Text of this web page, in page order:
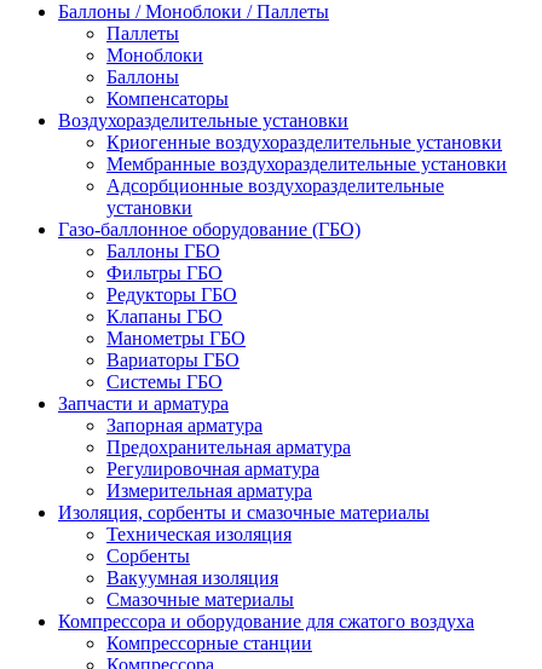
Баллоны / Моноблоки / Паллеты
Паллеты
Моноблоки
Баллоны
Компенсаторы
Воздухоразделительные установки
Криогенные воздухоразделительные установки
Мембранные воздухоразделительные установки
Адсорбционные воздухоразделительные
установки
Газо-баллонное оборудование (ГБО)
Баллоны ГБО
Фильтры ГБО
Редукторы ГБО
Клапаны ГБО
Манометры ГБО
Вариаторы ГБО
Системы ГБО
Запчасти и арматура
Запорная арматура
Предохранительная арматура
Регулировочная арматура
Измерительная арматура
Изоляция, сорбенты и смазочные материалы
Техническая изоляция
Сорбенты
Вакуумная изоляция
Смазочные материалы
Компрессора и оборудование для сжатого воздуха
Компрессорные станции
Компрессора